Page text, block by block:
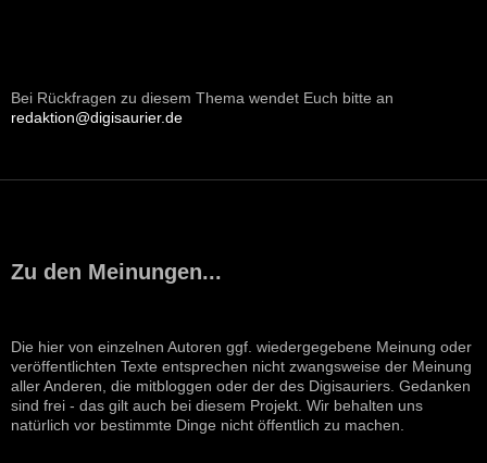
Bei Rückfragen zu diesem Thema wendet Euch bitte an
redaktion@digisaurier.de
Zu den Meinungen...
Die hier von einzelnen Autoren ggf. wiedergegebene Meinung oder
veröffentlichten Texte entsprechen nicht zwangsweise der Meinung
aller Anderen, die mitbloggen oder der des Digisauriers. Gedanken
sind frei - das gilt auch bei diesem Projekt. Wir behalten uns
natürlich vor bestimmte Dinge nicht öffentlich zu machen.